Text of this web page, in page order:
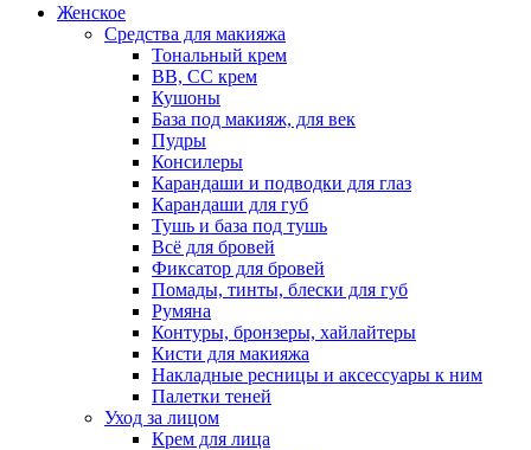
Женское
Средства для макияжа
Тональный крем
BB, CC крем
Кушоны
База под макияж, для век
Пудры
Консилеры
Карандаши и подводки для глаз
Карандаши для губ
Тушь и база под тушь
Всё для бровей
Фиксатор для бровей
Помады, тинты, блески для губ
Румяна
Контуры, бронзеры, хайлайтеры
Кисти для макияжа
Накладные ресницы и аксессуары к ним
Палетки теней
Уход за лицом
Крем для лица